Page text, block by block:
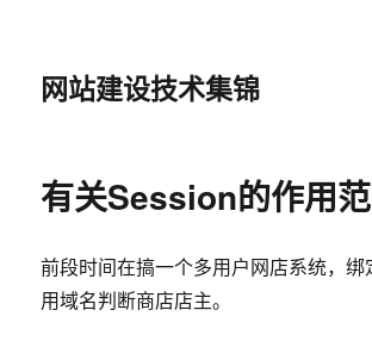
网站建设技术集锦
有关Session的作用
前段时间在搞一个多用户网店系统，绑
用域名判断商店店主。